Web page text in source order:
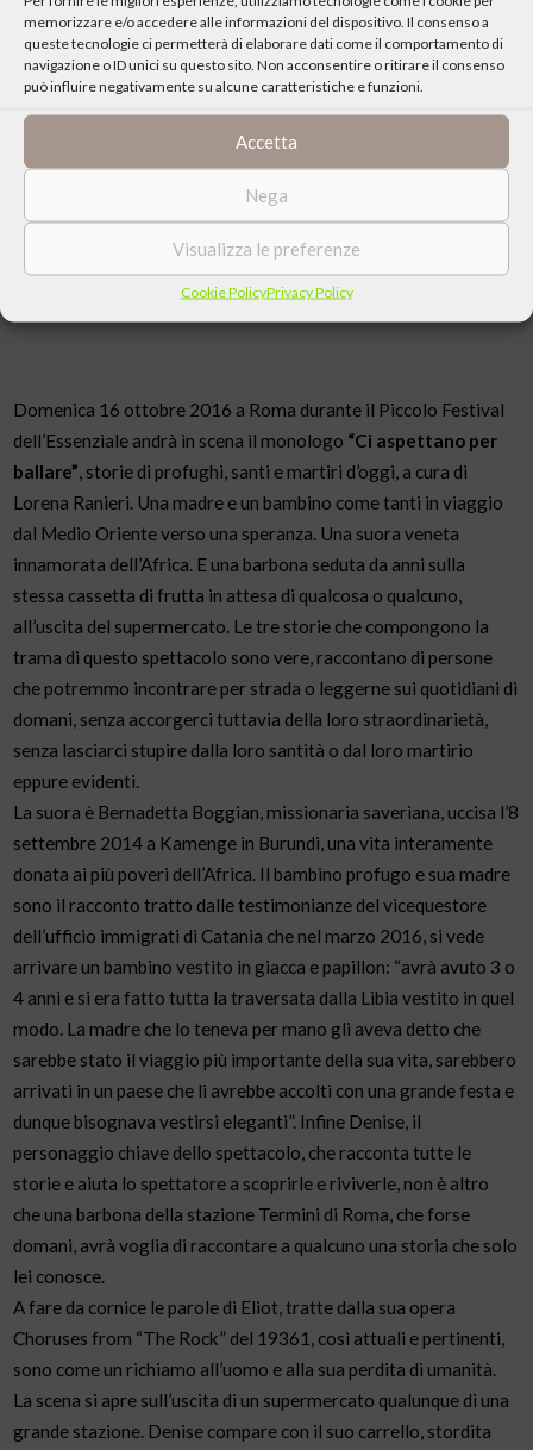
memorizzare e/o accedere alle informazioni del dispositivo. Il consenso a
queste tecnologie ci permetterà di elaborare dati come il comportamento di
navigazione o ID unici su questo sito. Non acconsentire o ritirare il consenso
può influire negativamente su alcune caratteristiche e funzioni.
Accetta
Nega
Visualizza le preferenze
Cookie PolicyPrivacy Policy
Domenica 16 ottobre 2016 a Roma durante il Piccolo Festival
dell’Essenziale andrà in scena il monologo “Ci aspettano per
ballare”, storie di profughi, santi e martiri d’oggi, a cura di
Lorena Ranieri. Una madre e un bambino come tanti in viaggio
dal Medio Oriente verso una speranza. Una suora veneta
innamorata dell’Africa. E una barbona seduta da anni sulla
stessa cassetta di frutta in attesa di qualcosa o qualcuno,
all’uscita del supermercato. Le tre storie che compongono la
trama di questo spettacolo sono vere, raccontano di persone
che potremmo incontrare per strada o leggerne sui quotidiani di
domani, senza accorgerci tuttavia della loro straordinarietà,
senza lasciarci stupire dalla loro santità o dal loro martirio
eppure evidenti.
La suora è Bernadetta Boggian, missionaria saveriana, uccisa l’8
settembre 2014 a Kamenge in Burundi, una vita interamente
donata ai più poveri dell’Africa. Il bambino profugo e sua madre
sono il racconto tratto dalle testimonianze del vicequestore
dell’ufficio immigrati di Catania che nel marzo 2016, si vede
arrivare un bambino vestito in giacca e papillon: “avrà avuto 3 o
4 anni e si era fatto tutta la traversata dalla Libia vestito in quel
modo. La madre che lo teneva per mano gli aveva detto che
sarebbe stato il viaggio più importante della sua vita, sarebbero
arrivati in un paese che li avrebbe accolti con una grande festa e
dunque bisognava vestirsi eleganti”. Infine Denise, il
personaggio chiave dello spettacolo, che racconta tutte le
storie e aiuta lo spettatore a scoprirle e riviverle, non è altro
che una barbona della stazione Termini di Roma, che forse
domani, avrà voglia di raccontare a qualcuno una storia che solo
lei conosce.
A fare da cornice le parole di Eliot, tratte dalla sua opera
Choruses from “The Rock” del 19361, così attuali e pertinenti,
sono come un richiamo all’uomo e alla sua perdita di umanità.
La scena si apre sull’uscita di un supermercato qualunque di una
grande stazione. Denise compare con il suo carrello, stordita